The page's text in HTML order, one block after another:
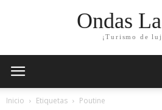
Ondas
¡Turismo de
Inicio Etiquetas Poutine